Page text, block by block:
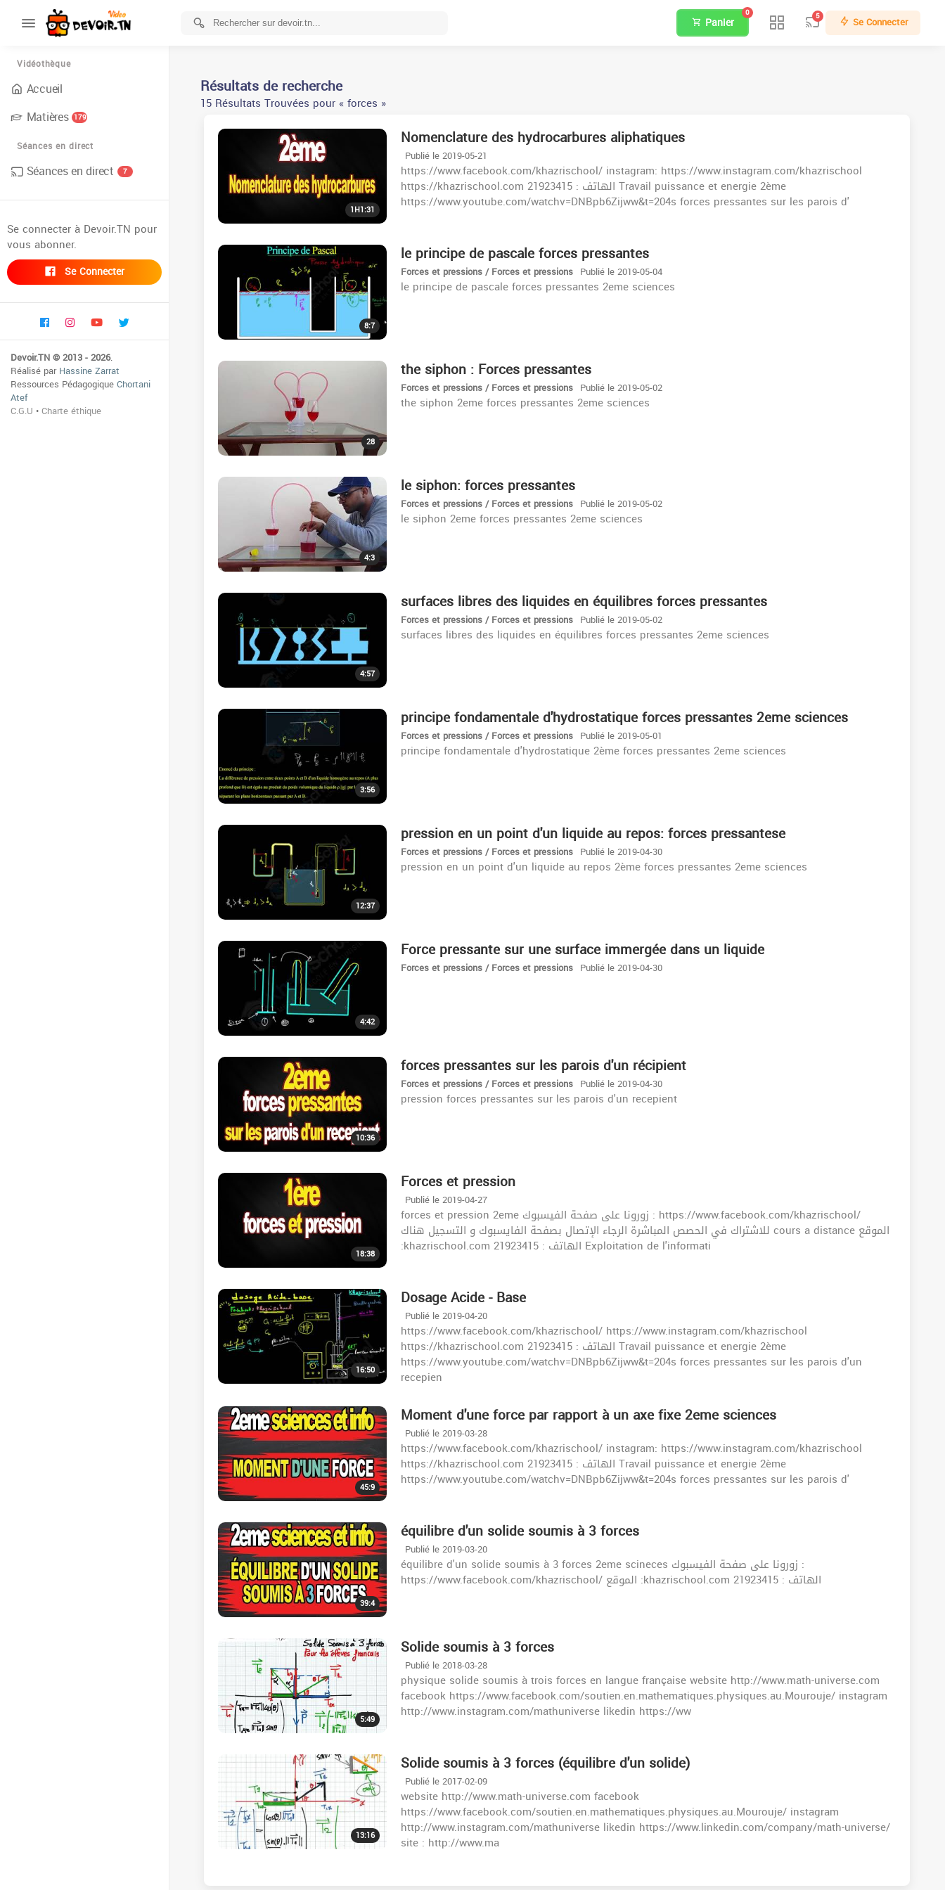
Vidéothèque
Accueil
Matières 179
Séances en direct
Séances en direct 7
Se connecter à Devoir.TN pour
vous abonner.
Se Connecter
Devoir.TN © 2013 - 2026.
Réalisé parHassine Zarrat
Ressources PédagogiqueChortani
Atef
C.G.U •Charte éthique
Panier
0 5 Se Connecter
Résultats de recherche
15 Résultats Trouvées pour « forces »
1H1:31
Nomenclature des hydrocarbures aliphatiques
Publié le 2019-05-21
https://www.facebook.com/khazrischool/ instagram: https://www.instagram.com/khazrischool
https://khazrischool.com الهاتف : 21923415 Travail puissance et energie 2ème
https://www.youtube.com/watchv=DNBpb6Zijww&t=204s forces pressantes sur les parois d'
8:7
le principe de pascale forces pressantes
Forces et pressions / Forces et pressions Publié le 2019-05-04
le principe de pascale forces pressantes 2eme sciences
28
the siphon : Forces pressantes
Forces et pressions / Forces et pressions Publié le 2019-05-02
the siphon 2eme forces pressantes 2eme sciences
4:3
le siphon: forces pressantes
Forces et pressions / Forces et pressions Publié le 2019-05-02
le siphon 2eme forces pressantes 2eme sciences
4:57
surfaces libres des liquides en équilibres forces pressantes
Forces et pressions / Forces et pressions Publié le 2019-05-02
surfaces libres des liquides en équilibres forces pressantes 2eme sciences
3:56
principe fondamentale d'hydrostatique forces pressantes 2eme sciences
Forces et pressions / Forces et pressions Publié le 2019-05-01
principe fondamentale d'hydrostatique 2ème forces pressantes 2eme sciences
12:37
pression en un point d'un liquide au repos: forces pressantese
Forces et pressions / Forces et pressions Publié le 2019-04-30
pression en un point d'un liquide au repos 2ème forces pressantes 2eme sciences
4:42
Force pressante sur une surface immergée dans un liquide
Forces et pressions / Forces et pressions Publié le 2019-04-30
10:36
forces pressantes sur les parois d'un récipient
Forces et pressions / Forces et pressions Publié le 2019-04-30
pression forces pressantes sur les parois d'un recepient
18:38
Forces et pression
Publié le 2019-04-27
forces et pression 2eme زورونا على صفحة الفيسبوك : https://www.facebook.com/khazrischool/
للاشتراك في الحصص المباشرة الرجاء الإتصال بصفحة الفايسبوك و التسجيل هناك cours a distance الموقع
:khazrischool.com الهاتف : 21923415 Exploitation de l'informati
16:50
Dosage Acide - Base
Publié le 2019-04-20
https://www.facebook.com/khazrischool/ https://www.instagram.com/khazrischool
https://khazrischool.com الهاتف : 21923415 Travail puissance et energie 2ème
https://www.youtube.com/watchv=DNBpb6Zijww&t=204s forces pressantes sur les parois d'un
recepien
45:9
Moment d'une force par rapport à un axe fixe 2eme sciences
Publié le 2019-03-28
https://www.facebook.com/khazrischool/ instagram: https://www.instagram.com/khazrischool
https://khazrischool.com الهاتف : 21923415 Travail puissance et energie 2ème
https://www.youtube.com/watchv=DNBpb6Zijww&t=204s forces pressantes sur les parois d'
39:4
équilibre d'un solide soumis à 3 forces
Publié le 2019-03-20
équilibre d'un solide soumis à 3 forces 2eme scineces زورونا على صفحة الفيسبوك :
https://www.facebook.com/khazrischool/ الموقع :khazrischool.com الهاتف : 21923415
5:49
Solide soumis à 3 forces
Publié le 2018-03-28
physique solide soumis à trois forces en langue française website http://www.math-universe.com
facebook https://www.facebook.com/soutien.en.mathematiques.physiques.au.Mourouje/ instagram
http://www.instagram.com/mathuniverse likedin https://ww
13:16
Solide soumis à 3 forces (équilibre d'un solide)
Publié le 2017-02-09
website http://www.math-universe.com facebook
https://www.facebook.com/soutien.en.mathematiques.physiques.au.Mourouje/ instagram
http://www.instagram.com/mathuniverse likedin https://www.linkedin.com/company/math-universe/
site : http://www.ma